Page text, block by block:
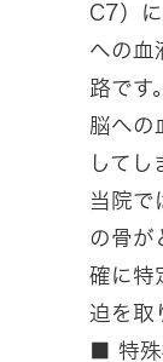
C7）
への血
路です
脳への
してし
当院で
の骨が
確に特
迫を取
■ 特